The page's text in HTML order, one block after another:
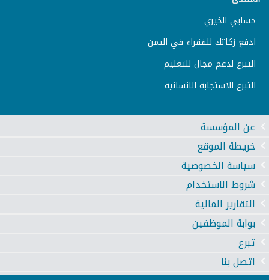
حسابي الخيري
ادفع زكاتك للفقراء في اليمن
التبرع لدعم مجال للتعليم
التبرع للاستجابة الانسانية
عن المؤسسة
خريطة الموقع
سياسة الخصوصية
شروط الاستخدام
التقارير المالية
بوابة الموظفين
تبرع
اتصل بنا